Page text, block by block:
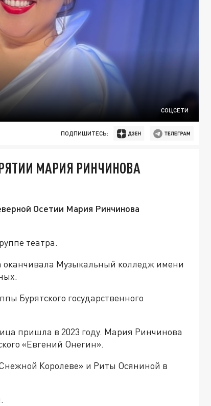
СОЦСЕТИ
ПОДПИШИТЕСЬ:
МАРИЯ РИНЧИНОВА
Осетии Мария Ринчинова
театра.
Музыкальный колледж имени
Бурятского государственного
пришла в 2023 году. Мария Ринчинова
«Евгений Онегин».
Королеве» и Риты Осяниной в